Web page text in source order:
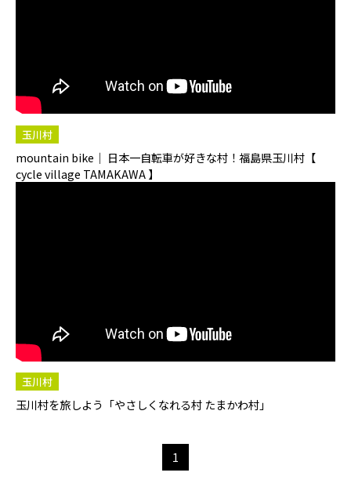
玉川村
mountain bike｜ 日本一自転車が好きな村！福島県玉川村【
cycle village TAMAKAWA 】
玉川村
玉川村を旅しよう「やさしくなれる村 たまかわ村」
1